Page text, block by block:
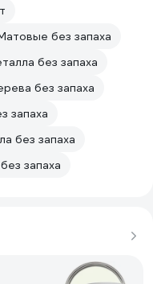
без запаха
без запаха
без запаха
запаха
без запаха
запаха